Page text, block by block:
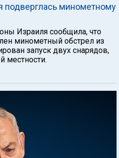
подверглась минометному
Израиля сообщила, что
минометный обстрел из
запуск двух снарядов,
местности.